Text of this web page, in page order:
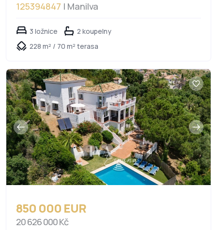
125394847 | Manilva
3 ložnice
2 koupelny
228 m² / 70 m² terasa
850 000 EUR
20 626 000 Kč